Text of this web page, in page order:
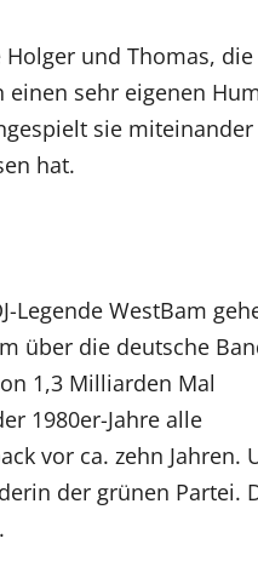
und Thomas,
einen sehr eigenen
sie miteinander
hat.
WestBam
über die deutsche
1,3 Milliarden Mal
1980er-Jahre alle
vor ca. zehn Jahren.
der grünen Partei.